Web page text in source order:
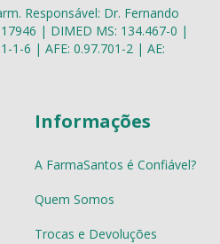
Responsável: Dr. Fernando
| DIMED MS: 134.467-0 |
1-6 | AFE: 0.97.701-2 | AE:
Informações
A FarmaSantos é Confiável?
Quem Somos
Trocas e Devoluções